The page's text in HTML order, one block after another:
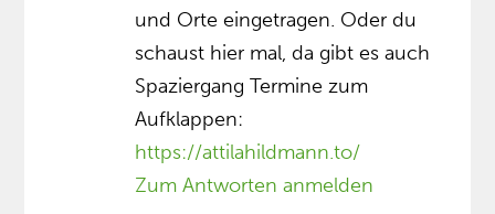
und Orte eingetragen. Oder du
schaust hier mal, da gibt es auch
Spaziergang Termine zum
Aufklappen:
https://attilahildmann.to/
Zum Antworten anmelden